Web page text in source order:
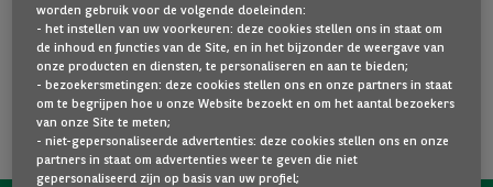
TERUG NAAR DE STARTPAGINA
TOON AL ONZE VOERTUIGEN
worden gebruik voor de volgende doeleinden:
- het instellen van uw voorkeuren: deze cookies stellen ons in staat om
de inhoud en functies van de Site, en in het bijzonder de weergave van
onze producten en diensten, te personaliseren en aan te bieden;
- bezoekersmetingen: deze cookies stellen ons en onze partners in staat
om te begrijpen hoe u onze Website bezoekt en om het aantal bezoekers
van onze Site te meten;
- niet-gepersonaliseerde advertenties: deze cookies stellen ons en onze
partners in staat om advertenties weer te geven die niet
gepersonaliseerd zijn op basis van uw profiel;